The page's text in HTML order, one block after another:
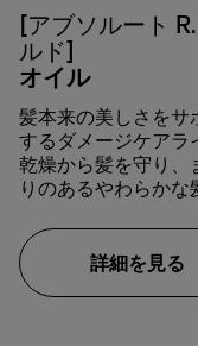
[アブソルート
ルド]
オイル
髪本来の美しさをサ
するダメージケアラ
乾燥から髪を守り、
りのあるやわらかな
詳細を見る